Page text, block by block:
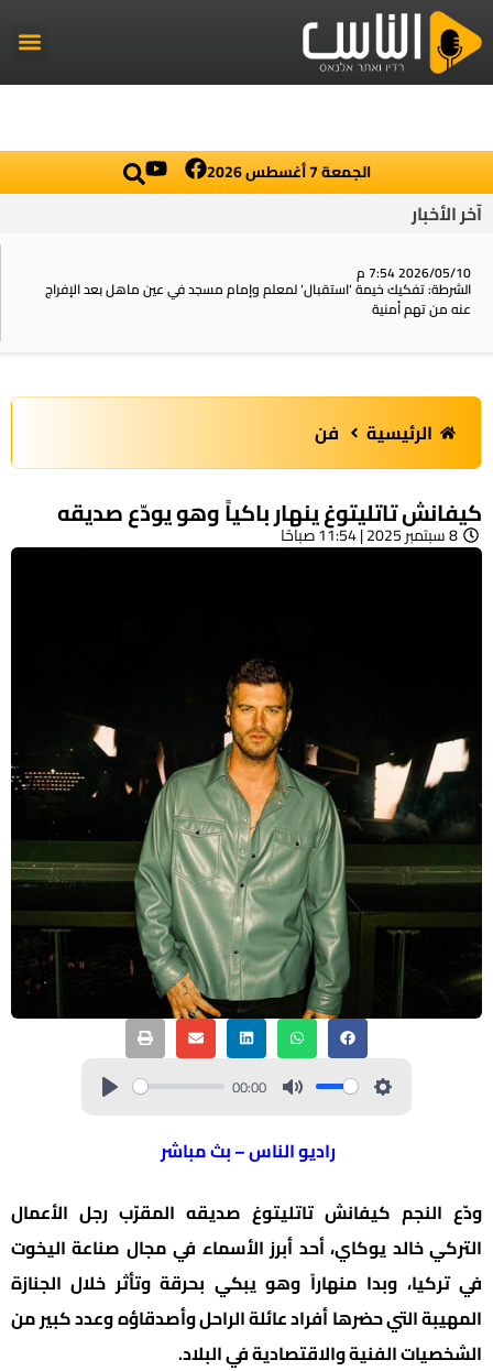
الجمعة 7 أغسطس 2026
آخر الأخبار
2026/05/10 7:54 م
الشرطة: تفكيك خيمة ‘استقبال‘ لمعلم وإمام مسجد في عين ماهل بعد الإفراج
عنه من تهم أمنية
الرئيسية فن
كيفانش تاتليتوغ ينهار باكياً وهو يودّع صديقه
8 سبتمبر 2025 | 11:54 صباحًا
00:00
راديو الناس – بث مباشر
ودّع النجم كيفانش تاتليتوغ صديقه المقرّب رجل الأعمال
التركي خالد يوكاي، أحد أبرز الأسماء في مجال صناعة اليخوت
في تركيا، وبدا منهاراً وهو يبكي بحرقة وتأثر خلال الجنازة
المهيبة التي حضرها أفراد عائلة الراحل وأصدقاؤه وعدد كبير من
الشخصيات الفنية والاقتصادية في البلاد.